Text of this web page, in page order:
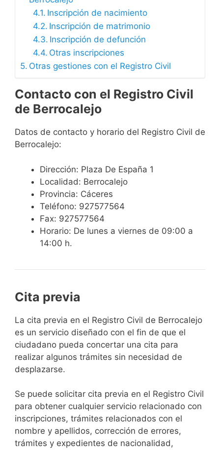
Inscripción de nacimiento
Inscripción de matrimonio
Inscripción de defunción
Otras inscripciones
Otras gestiones con el Registro Civil
Contacto con el Registro Civil
de Berrocalejo
Datos de contacto y horario del Registro Civil de
Berrocalejo:
Dirección: Plaza De España 1
Localidad: Berrocalejo
Provincia: Cáceres
Teléfono: 927577564
Fax: 927577564
Horario: De lunes a viernes de 09:00 a
14:00 h.
Cita previa
​​​​​​​​​​​​​​​​​​​​​​​​​​​​La cita previa en el Registro Civil de Berrocalejo
es un servicio diseñado con el fin de que el
ciudadano pueda concertar una cita para
realizar algunos trámites sin necesidad de
desplazarse.​
Se puede solicitar cita previa en el Registro Civil
para obtener cualquier servicio relacionado con
inscripciones, trámites relacionados con el
nombre y apellidos, corrección de errores,
trámites y expedientes de nacionalidad,